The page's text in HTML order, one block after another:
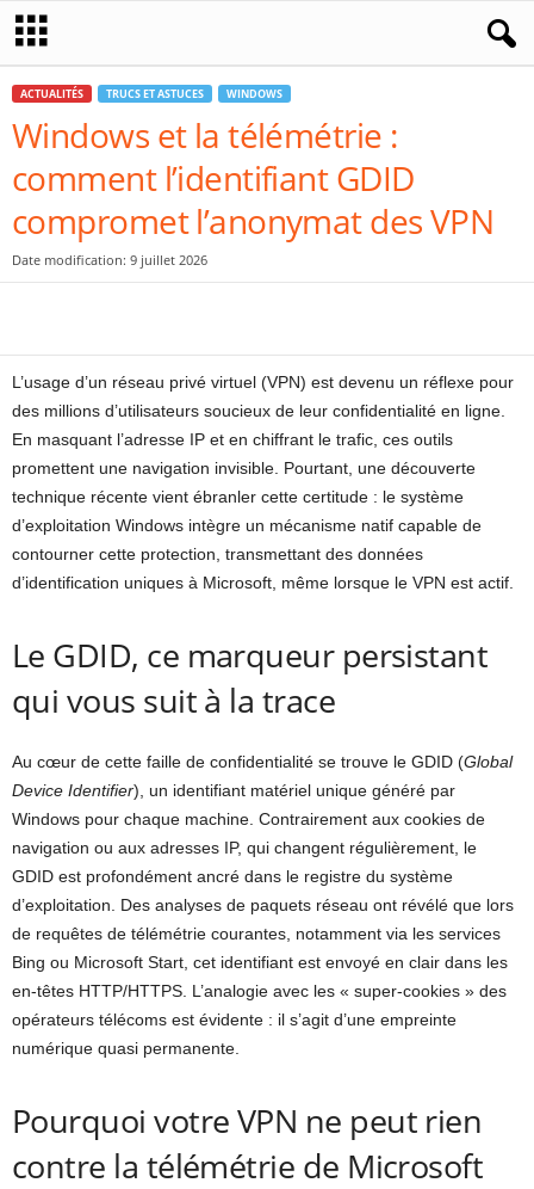
ACTUALITÉS TRUCS ET ASTUCES WINDOWS
Windows et la télémétrie :
comment l’identifiant GDID
compromet l’anonymat des VPN
Date modification: 9 juillet 2026
L’usage d’un réseau privé virtuel (VPN) est devenu un réflexe pour
des millions d’utilisateurs soucieux de leur confidentialité en ligne.
En masquant l’adresse IP et en chiffrant le trafic, ces outils
promettent une navigation invisible. Pourtant, une découverte
technique récente vient ébranler cette certitude : le système
d’exploitation Windows intègre un mécanisme natif capable de
contourner cette protection, transmettant des données
d’identification uniques à Microsoft, même lorsque le VPN est actif.
Le GDID, ce marqueur persistant
qui vous suit à la trace
Au cœur de cette faille de confidentialité se trouve le GDID (Global
Device Identifier), un identifiant matériel unique généré par
Windows pour chaque machine. Contrairement aux cookies de
navigation ou aux adresses IP, qui changent régulièrement, le
GDID est profondément ancré dans le registre du système
d’exploitation. Des analyses de paquets réseau ont révélé que lors
de requêtes de télémétrie courantes, notamment via les services
Bing ou Microsoft Start, cet identifiant est envoyé en clair dans les
en-têtes HTTP/HTTPS. L’analogie avec les « super-cookies » des
opérateurs télécoms est évidente : il s’agit d’une empreinte
numérique quasi permanente.
Pourquoi votre VPN ne peut rien
contre la télémétrie de Microsoft